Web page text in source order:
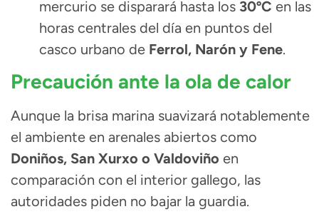
mercurio se disparará hasta los 30ºC en las
horas centrales del día en puntos del
casco urbano de Ferrol, Narón y Fene.
Precaución ante la ola de calor
Aunque la brisa marina suavizará notablemente
el ambiente en arenales abiertos como
Doniños, San Xurxo o Valdoviño en
comparación con el interior gallego, las
autoridades piden no bajar la guardia.